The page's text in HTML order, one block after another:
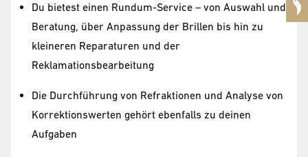
Du bietest einen Rundum-Service – von Auswahl und
Beratung, über Anpassung der Brillen bis hin zu
kleineren Reparaturen und der
Reklamationsbearbeitung
Die Durchführung von Refraktionen und Analyse von
Korrektionswerten gehört ebenfalls zu deinen
Aufgaben